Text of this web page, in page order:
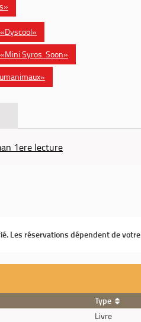
Syros. Soon»
1ere lecture
Les réservations dépendent de
Type
Livre